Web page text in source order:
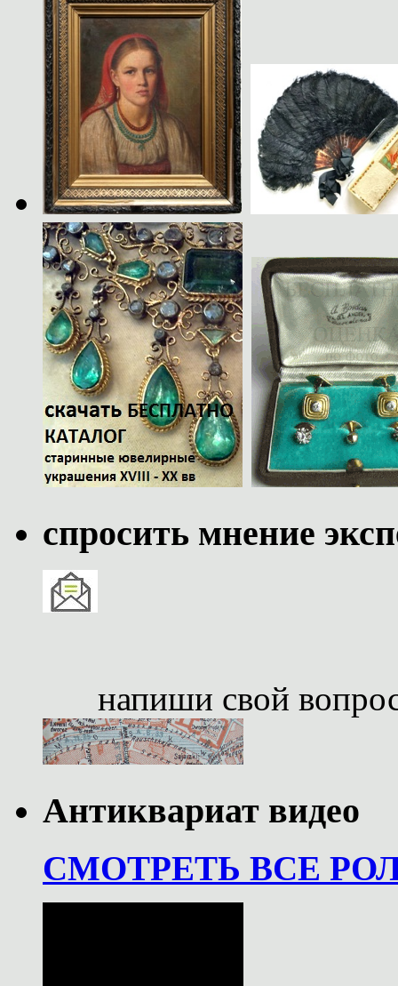
спросить мнение
напиши свой
Антиквариат видео
СМОТРЕТЬ ВСЕ